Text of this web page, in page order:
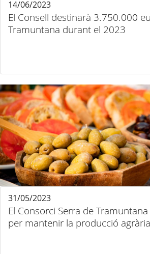
El Consell destinarà 3.750.000
Tramuntana durant el 2023
14/06/2023
El Consorci Serra de
per mantenir la producció
31/05/2023